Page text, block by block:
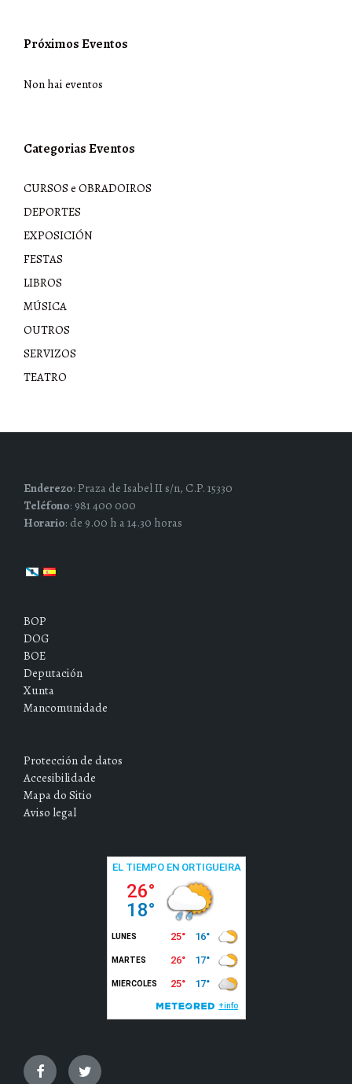
Próximos Eventos
Non hai eventos
Categorias Eventos
CURSOS e OBRADOIROS
DEPORTES
EXPOSICIÓN
FESTAS
LIBROS
MÚSICA
OUTROS
SERVIZOS
TEATRO
Enderezo: Praza de Isabel II s/n, C.P. 15330
Teléfono: 981 400 000
Horario: de 9.00 h a 14.30 horas
BOP
DOG
BOE
Deputación
Xunta
Mancomunidade
Protección de datos
Accesibilidade
Mapa do Sitio
Aviso legal
FacebookTwitter